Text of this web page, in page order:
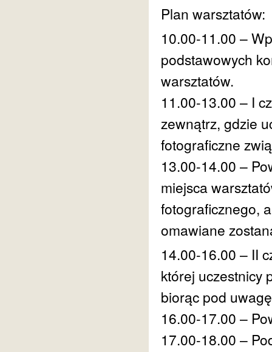
Plan warsztatów:
10.00-11.00 –
podstawowych
warsztatów.
11.00-13.00 – I
zewnątrz, gdzie
fotograficzne
13.00-14.00 –
miejsca
fotograficznego,
omawiane
14.00-16.00 – II
której uczestnicy
biorąc pod
16.00-17.00 –
17.00-18.00 –